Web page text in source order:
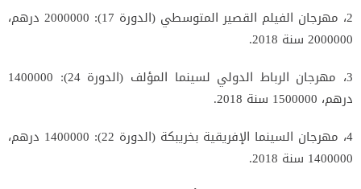
2، مهرجان الفيلم القصير المتوسطي (الدورة 17): 2000000 درهم،
2000000 سنة 2018.
3، مهرجان الرباط الدولي لسينما المؤلف (الدورة 24): 1400000
درهم، 1500000 سنة 2018.
4، مهرجان السينما الإفريقية بخريبكة (الدورة 22): 1400000 درهم،
1400000 سنة 2018.